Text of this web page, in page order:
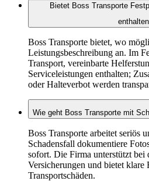
Bietet Boss Transporte
Boss Transporte bietet, wo
Leistungsbeschreibung an. Im
Transport, vereinbarte
Serviceleistungen enthalten;
oder Halteverbot werden
Wie geht Boss Transporte mit
Boss Transporte arbeitet seriös
Schadensfall dokumentiere
sofort. Die Firma unterstützt
Versicherungen und bietet
Transportschäden.